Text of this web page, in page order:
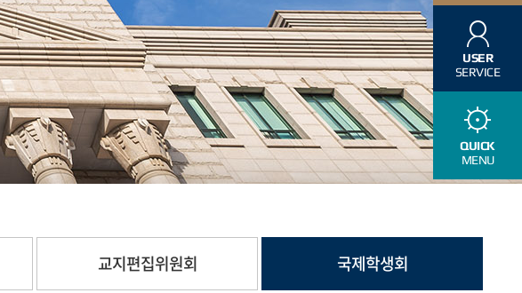
USER
SERVICE
QUICK
MENU
교지편집위원회 국제학생회